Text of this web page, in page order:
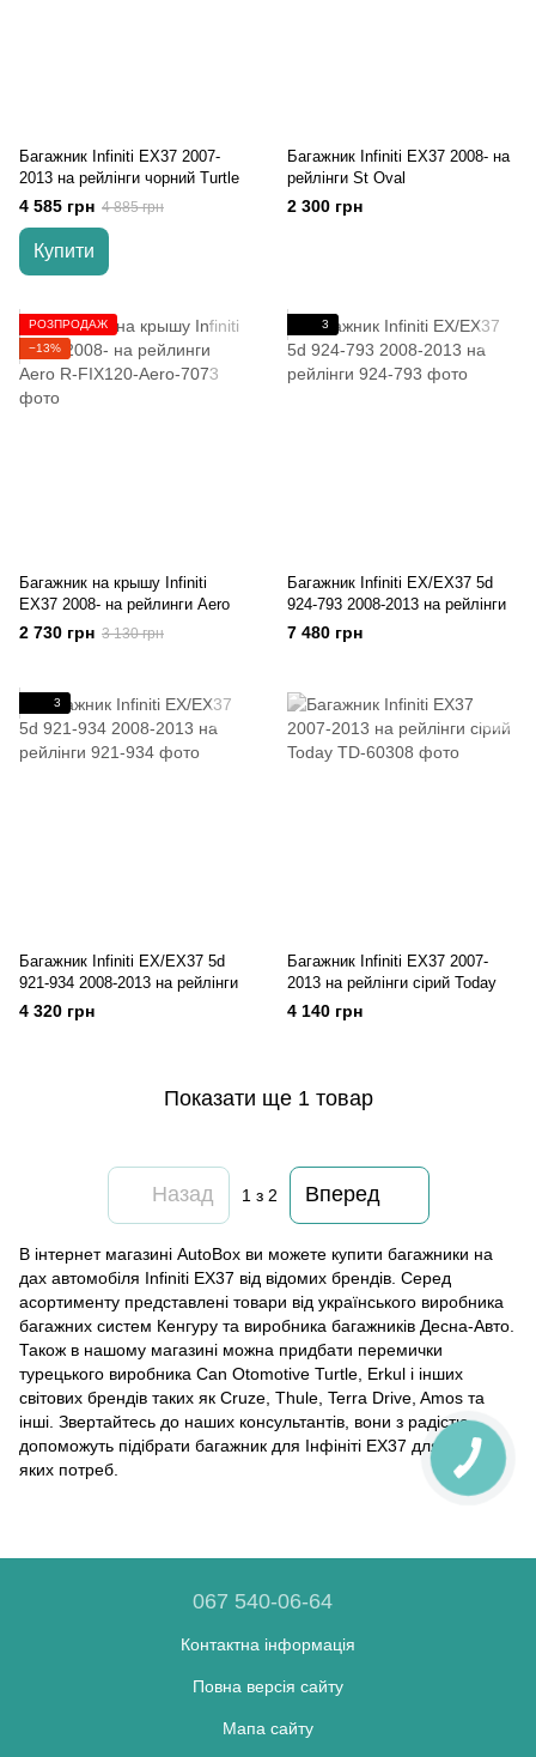
Багажник Infiniti EX37 2007-
2013 на рейлінги чорний Turtle
4 585 грн 4 885 грн
Купити
Багажник Infiniti EX37 2008- на
рейлінги St Oval
2 300 грн
РОЗПРОДАЖ
−13%
Багажник на крышу Infiniti
EX37 2008- на рейлинги Aero
2 730 грн 3 130 грн
3
Багажник Infiniti EX/EX37 5d
924-793 2008-2013 на рейлінги
7 480 грн
3
Багажник Infiniti EX/EX37 5d
921-934 2008-2013 на рейлінги
4 320 грн
Багажник Infiniti EX37 2007-
2013 на рейлінги сірий Today
4 140 грн
Показати ще 1 товар
Назад 1 з 2 Вперед
В інтернет магазині AutoBox ви можете купити багажники на
дах автомобіля Infiniti EX37 від відомих брендів. Серед
асортименту представлені товари від українського виробника
багажних систем Кенгуру та виробника багажників Десна-Авто.
Також в нашому магазині можна придбати перемички
турецького виробника Can Otomotive Turtle, Erkul і інших
світових брендів таких як Cruze, Thule, Terra Drive, Amos та
інші. Звертайтесь до наших консультантів, вони з радістю
допоможуть підібрати багажник для Інфініті EX37 для будь-
яких потреб.
067 540-06-64
Контактна інформація
Повна версія сайту
Мапа сайту